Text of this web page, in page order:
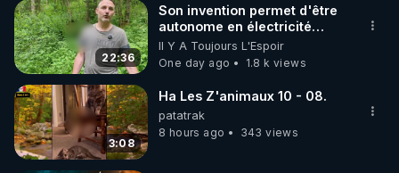
22:36
Son invention permet d'être
autonome en électricité
avec un simple ruisseau
Il Y A Toujours L'Espoir
One day ago
1.8 k views
3:08
Ha Les Z'animaux 10 - 08.
patatrak
8 hours ago
343 views